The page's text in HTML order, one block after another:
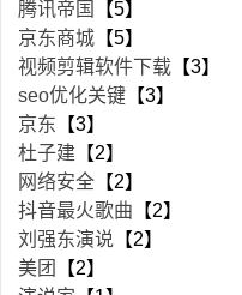
腾讯帝国
【5】
京东商城 【5】
视频剪辑软件下载 【3】
seo优化关键 【3】
京东 【3】
杜子建 【2】
网络安全 【2】
抖音最火歌曲 【2】
刘强东演说 【2】
美团
【2】